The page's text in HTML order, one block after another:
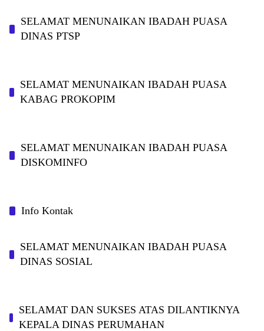
SELAMAT MENUNAIKAN IBADAH PUASA
DINAS PTSP
SELAMAT MENUNAIKAN IBADAH PUASA
KABAG PROKOPIM
SELAMAT MENUNAIKAN IBADAH PUASA
DISKOMINFO
Info Kontak
SELAMAT MENUNAIKAN IBADAH PUASA
DINAS SOSIAL
SELAMAT DAN SUKSES ATAS DILANTIKNYA
KEPALA DINAS PERUMAHAN